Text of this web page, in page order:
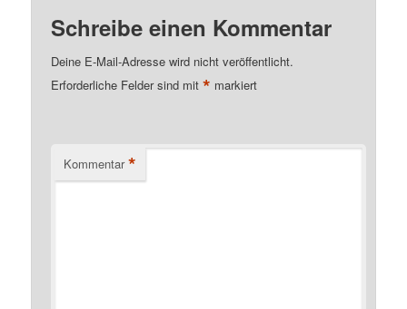
Schreibe einen Kommentar
Deine E-Mail-Adresse wird nicht veröffentlicht.
Erforderliche Felder sind mit* markiert
Kommentar *